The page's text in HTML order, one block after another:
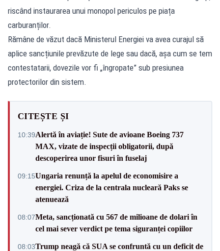
riscând instaurarea unui monopol periculos pe piața
carburanților.
Rămâne de văzut dacă Ministerul Energiei va avea curajul să
aplice sancțiunile prevăzute de lege sau dacă, așa cum se tem
contestatarii, dovezile vor fi „îngropate” sub presiunea
protectorilor din sistem.
CITEȘTE ȘI
10:39Alertă în aviație! Sute de avioane Boeing 737
MAX, vizate de inspecții obligatorii, după
descoperirea unor fisuri în fuselaj
09:15Ungaria renunță la apelul de economisire a
energiei. Criza de la centrala nucleară Paks se
atenuează
08:07Meta, sancționată cu 567 de milioane de dolari în
cel mai sever verdict pe tema siguranței copiilor
08:03Trump neagă că SUA se confruntă cu un deficit de